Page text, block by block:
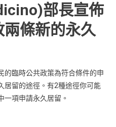
部長宣佈
條新的永久
的臨時公共政策為符合條件的申
居留的途徑。有2種途徑你可能
一項申請永久居留。